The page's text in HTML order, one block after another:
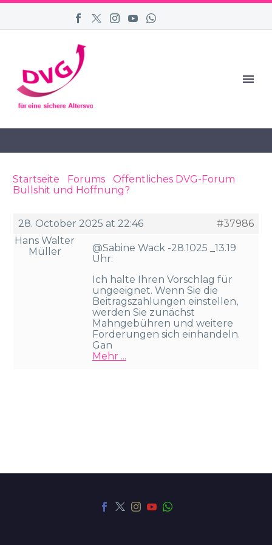
Startseite Forums Öffentliches DVG-Forum
Bullshit und Hoffnung?
28. October 2025 at 22:46
#37986
Hans Walter
Müller
@Sabine Wack -28.1025 _13.19
Uhr:
Ich halte Ihren Vorschlag für
ungeeignet. Wenn Sie die
Beitragszahlungen einstellen,
werden Sie zunächst
Mahngebühren und weitere
Forderungen sich einhandeln.
Gan
Mehr ...